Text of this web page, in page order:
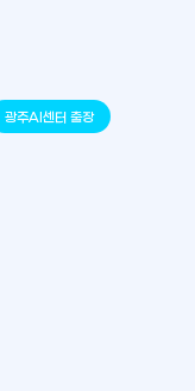
광주AI센터 출장